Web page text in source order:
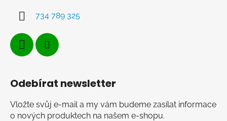
734 789 325
Odebírat newsletter
Vložte svůj e-mail a my vám budeme zasílat informace
o nových produktech na našem e-shopu.